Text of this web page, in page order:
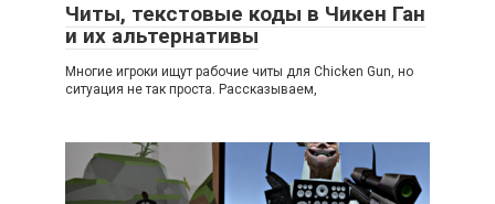
Читы, текстовые коды в Чикен Ган
и их альтернативы
Многие игроки ищут рабочие читы для Chicken Gun, но
ситуация не так проста. Рассказываем,